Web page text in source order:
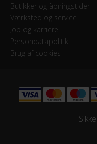
Kranksæt
Shimano Shimano FC-
Samlet antal gear
Skiftegreb
Shimano SL-T610
Butikker og åbningstider
Værksted og service
Job og karriere
Persondatapolitik
Brug af cookies